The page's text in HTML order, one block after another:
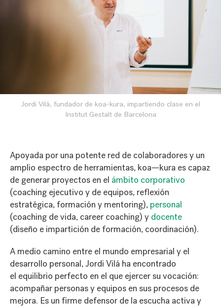
Jordi Vilá, fundador de koa-kura, impartiendo clase en el
Institut Gestalt de Barcelona
Apoyada por una potente red de colaboradores y un
amplio espectro de herramientas, koa—kura es capaz
de generar proyectos en el ámbito corporativo
(coaching ejecutivo y de equipos, reflexión
estratégica, formación y mentoring), personal
(coaching de vida, career coaching) y docente
(diseño e impartición de formación, coordinación).
A medio camino entre el mundo empresarial y el
desarrollo personal, Jordi Vilá ha encontrado
el equilibrio perfecto en el que ejercer su vocación:
acompañar personas y equipos en sus procesos de
mejora. Es un firme defensor de la escucha activa y